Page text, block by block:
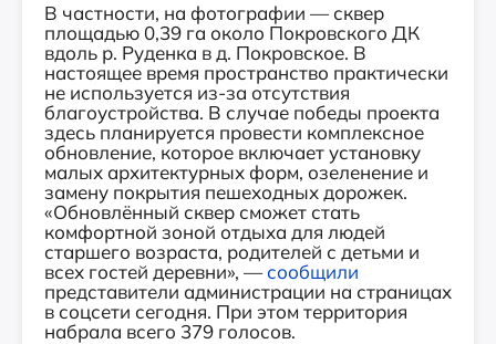
В частности, на фотографии — сквер
площадью 0,39 га около Покровского ДК
вдоль р. Руденка в д. Покровское. В
настоящее время пространство практически
не используется из-за отсутствия
благоустройства. В случае победы проекта
здесь планируется провести комплексное
обновление, которое включает установку
малых архитектурных форм, озеленение и
замену покрытия пешеходных дорожек.
«Обновлённый сквер сможет стать
комфортной зоной отдыха для людей
старшего возраста, родителей с детьми и
всех гостей деревни», —сообщили
представители администрации на страницах
в соцсети сегодня. При этом территория
набрала всего 379 голосов.